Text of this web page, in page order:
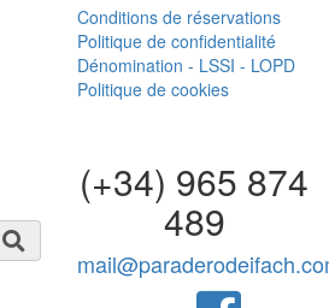
Conditions de réservations
Politique de confidentialité
Dénomination - LSSI - LOPD
Politique de cookies
(+34) 965 874
489